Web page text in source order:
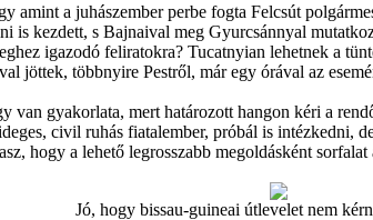
amint a juhászember perbe fogta Felcsút
is kezdett, s Bajnaival meg Gyurcsánnyal
igazodó feliratokra? Tucatnyian lehetnek a
jöttek, többnyire Pestről, már egy órával az
van gyakorlata, mert határozott hangon kéri a
civil ruhás fiatalember, próbál is
hogy a lehető legrosszabb megoldásként
Jó, hogy bissau-guineai útlevelet nem